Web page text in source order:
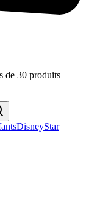
de 30 produits
DisneyStar